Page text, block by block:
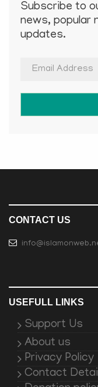
Subscribe to
news, popular
updates.
CONTACT US
USEFULL LINKS
Support Us
About us
Privacy Policy
Contact